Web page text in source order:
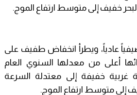
خفيف إلى متوسط ارتفاع الموج.
عادياً، ويطرأ انخفاض طفيف على
أعلى من معدلها السنوي العام
غربية خفيفة إلى معتدلة السرعة
إلى متوسط ارتفاع الموج.